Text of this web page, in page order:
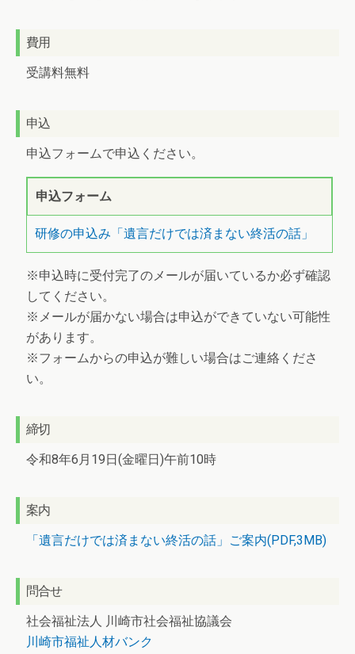
費用
受講料無料
申込
申込フォームで申込ください。
申込フォーム
研修の申込み「遺言だけでは済まない終活の話」
※申込時に受付完了のメールが届いているか必ず確認
してください。
※メールが届かない場合は申込ができていない可能性
があります。
※フォームからの申込が難しい場合はご連絡くださ
い。
締切
令和8年6月19日(金曜日)午前10時
案内
「遺言だけでは済まない終活の話」ご案内(PDF,3MB)
問合せ
社会福祉法人 川崎市社会福祉協議会
川崎市福祉人材バンク